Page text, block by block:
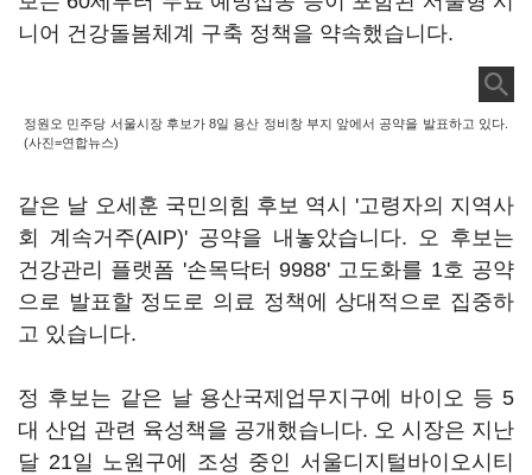
니어 건강돌봄체계 구축 정책을 약속했습니다.
정원오 민주당 서울시장 후보가 8일 용산 정비창 부지 앞에서 공약을 발표하고 있다.
(사진=연합뉴스)
같은 날 오세훈 국민의힘 후보 역시 '고령자의 지역사
회 계속거주(AIP)' 공약을 내놓았습니다. 오 후보는
건강관리 플랫폼 '손목닥터 9988' 고도화를 1호 공약
으로 발표할 정도로 의료 정책에 상대적으로 집중하
고 있습니다.
정 후보는 같은 날 용산국제업무지구에 바이오 등 5
대 산업 관련 육성책을 공개했습니다. 오 시장은 지난
달 21일 노원구에 조성 중인 서울디지털바이오시티